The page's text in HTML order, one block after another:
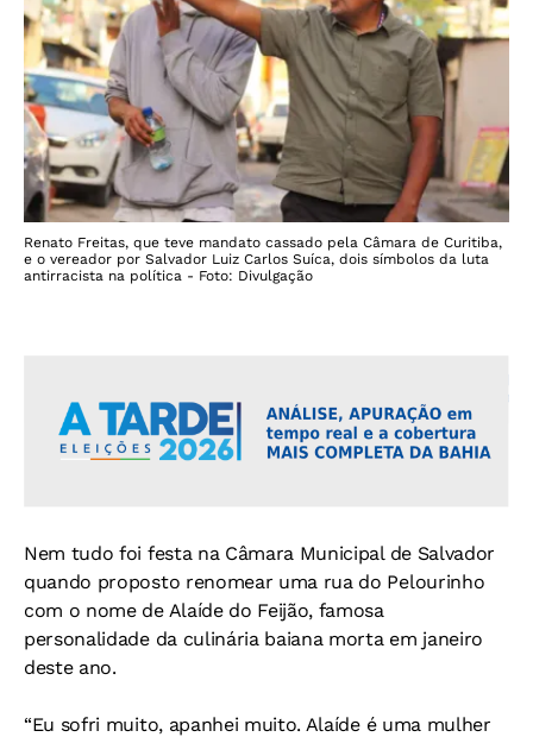
Renato Freitas, que teve mandato cassado pela Câmara de Curitiba,
e o vereador por Salvador Luiz Carlos Suíca, dois símbolos da luta
antirracista na política - Foto: Divulgação
Nem tudo foi festa na Câmara Municipal de Salvador
quando proposto renomear uma rua do Pelourinho
com o nome de Alaíde do Feijão, famosa
personalidade da culinária baiana morta em janeiro
deste ano.
“Eu sofri muito, apanhei muito. Alaíde é uma mulher